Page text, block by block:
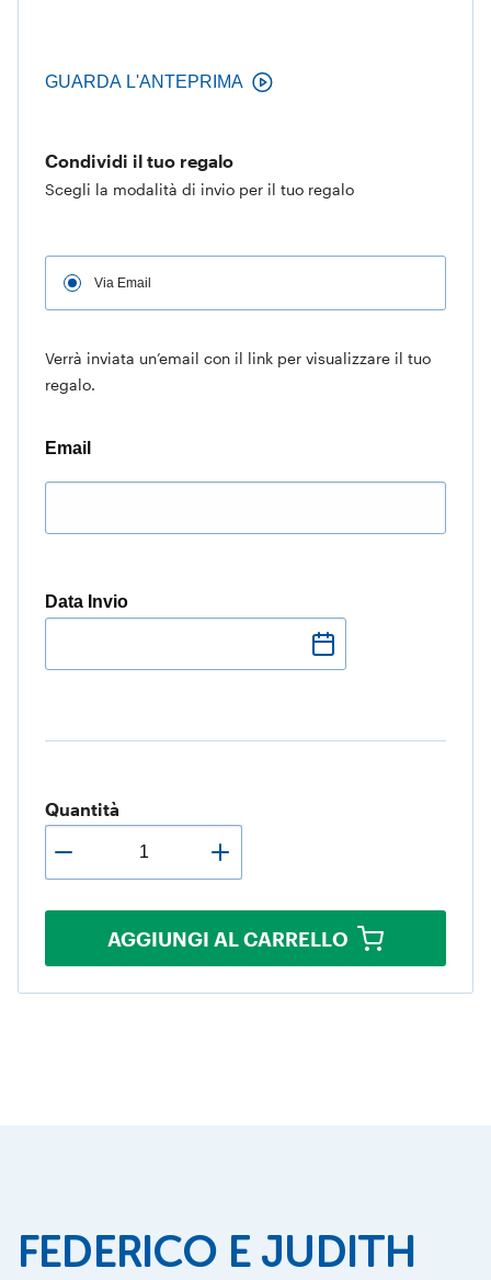
GUARDA L'ANTEPRIMA
Condividi il tuo regalo
Scegli la modalità di invio per il tuo regalo
Via Email
Verrà inviata un’email con il link per visualizzare il tuo
regalo.
Email
Data Invio
Quantità
AGGIUNGI AL CARRELLO
FEDERICO E JUDITH